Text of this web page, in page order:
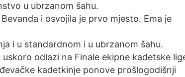
u ubrzanom šahu.
i osvojila je prvo mjesto. Ema je
i u standardnom i u ubrzanom šahu.
odlazi na Finale ekipne kadetske
kadetkinje ponove prošlogodišnji